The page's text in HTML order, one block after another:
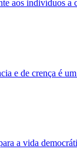
aos indivíduos
e de crença é
a vida